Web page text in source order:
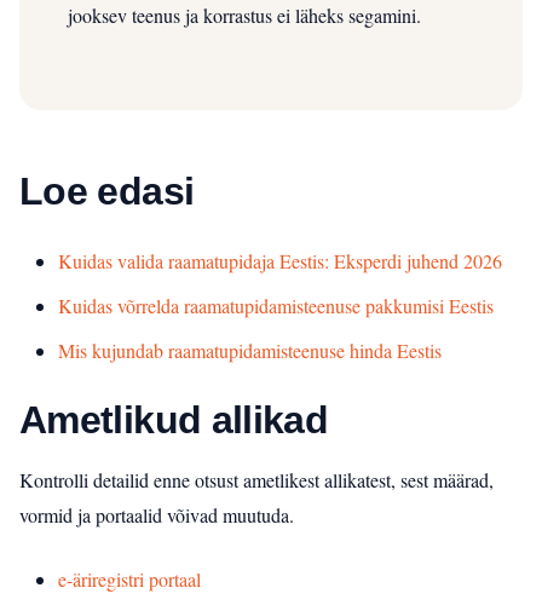
jooksev teenus ja korrastus ei läheks segamini.
Loe edasi
Kuidas valida raamatupidaja Eestis: Eksperdi juhend 2026
Kuidas võrrelda raamatupidamisteenuse pakkumisi Eestis
Mis kujundab raamatupidamisteenuse hinda Eestis
Ametlikud allikad
Kontrolli detailid enne otsust ametlikest allikatest, sest määrad,
vormid ja portaalid võivad muutuda.
e-äriregistri portaal